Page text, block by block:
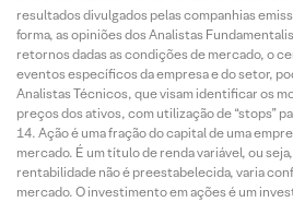
resultados divulgados pelas companhias
forma, as opiniões dos Analistas
retornos dadas as condições de mercado, o
eventos específicos da empresa e do setor,
Analistas Técnicos, que visam identificar os
preços dos ativos, com utilização de “stops”
Ação é uma fração do capital de uma
mercado. É um título de renda variável, ou
rentabilidade não é preestabelecida, varia
mercado. O investimento em ações é um